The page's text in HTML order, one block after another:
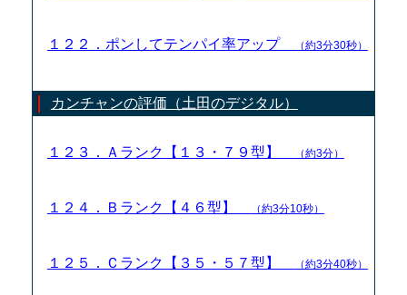
１２２．ポンしてテンパイ率アップ （約3分30秒）
カンチャンの評価（土田のデジタル）
１２３．Ａランク【１３・７９型】 （約3分）
１２４．Ｂランク【４６型】 （約3分10秒）
１２５．Ｃランク【３５・５７型】 （約3分40秒）